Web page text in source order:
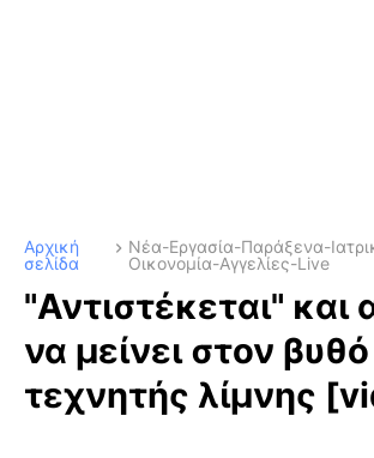
Αρχική
σελίδα
Νέα-Εργασία-Παράξενα-
Οικονομία-Αγγελίες-Live
"Αντιστέκεται" και
να μείνει στον
τεχνητής λίμνης